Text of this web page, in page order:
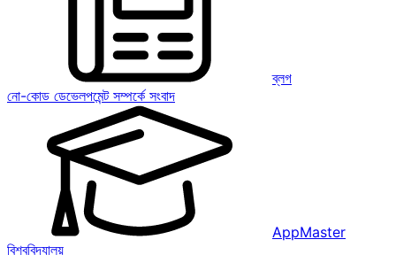
ব্লগ
নো-কোড ডেভেলপমেন্ট সম্পর্কে সংবাদ
AppMaster
বিশ্ববিদ্যালয়